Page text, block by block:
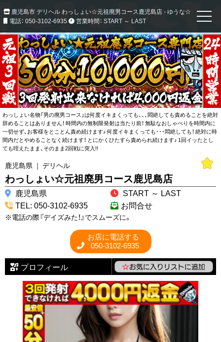
鹿児島市 デリヘル わっしょい☆元祖廃男コース鹿児島店 - ゆうな☆高身長の黒
電話： 050-3102-6935
営業時間： START ～ LAST
わっしょい名物「男の廃男コース」は何度イキまくっても、、、悶絶しても責めることを絶対
辞めることはありません！ 時間内の無制限発射は当たり前！ 無駄なおしゃべりを時間内に
一切せず、お客様をとことん責め続けます♪ 何度イキまくっても･･･悶絶しても！ 絶対に時
間内だとやめることなく続けます！ とにかくひたすら責められ続けます♪ 1回イッたとし
ても咥えたまま、そのまま2回戦に突入!!
鹿児島県 ｜ デリヘル
わっしょい☆元祖廃男コース鹿児島店
鹿児島県
START ～ LAST
TEL: 050-3102-6935
お問合せ
※電話の際『デイズみた！』でスムーズに。
お店に電話する
050-3102-6935
プロフィール